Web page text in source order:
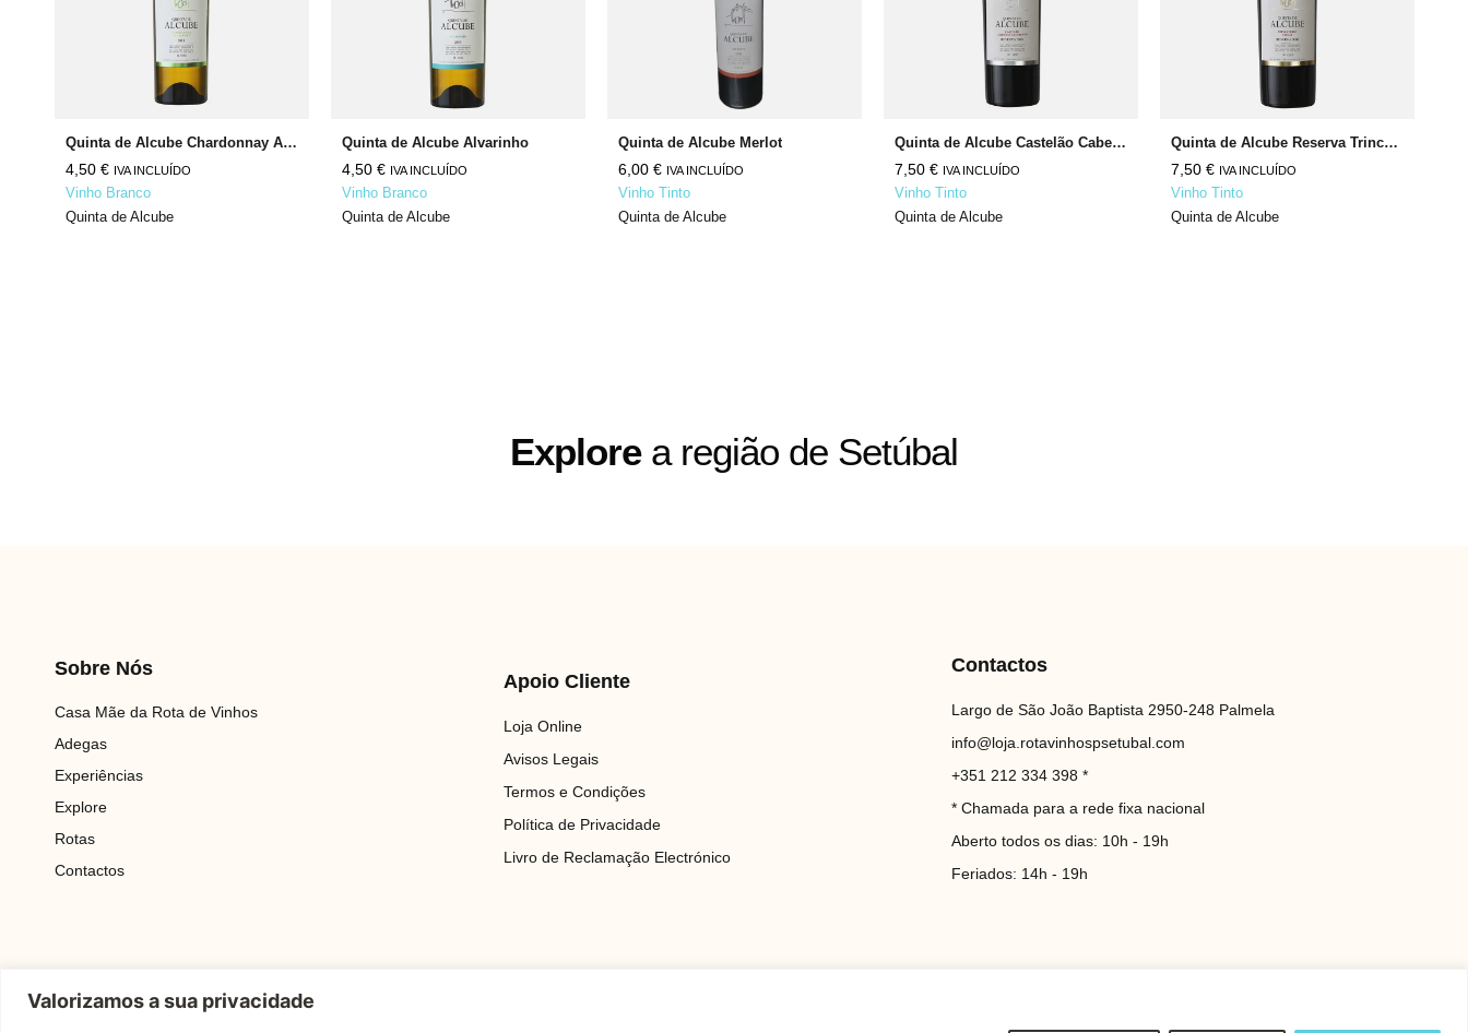
Valorizamos a sua privacidade
Quinta de Alcube Chardonnay Alvarinho
4,50 € IVA INCLUÍDO
Vinho Branco
Quinta de Alcube
Quinta de Alcube Alvarinho
4,50 € IVA INCLUÍDO
Vinho Branco
Quinta de Alcube
Quinta de Alcube Merlot
6,00 € IVA INCLUÍDO
Vinho Tinto
Quinta de Alcube
Quinta de Alcube Castelão Cabernet Sauvignon
7,50 € IVA INCLUÍDO
Vinho Tinto
Quinta de Alcube
Quinta de Alcube Reserva Trincadeira Syrah
7,50 € IVA INCLUÍDO
Vinho Tinto
Quinta de Alcube
Explorea região de Setúbal
Sobre Nós
Casa Mãe da Rota de Vinhos
Adegas
Experiências
Explore
Rotas
Contactos
Apoio Cliente
Loja Online
Avisos Legais
Termos e Condições
Política de Privacidade
Livro de Reclamação Electrónico
Contactos
Largo de São João Baptista 2950-248 Palmela
info@loja.rotavinhospsetubal.com
+351 212 334 398 *
* Chamada para a rede fixa nacional
Aberto todos os dias: 10h - 19h
Feriados: 14h - 19h